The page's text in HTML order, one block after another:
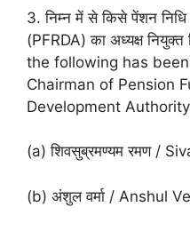
3. निम्न में से किसे पेंशन निधि
(PFRDA) का अध्यक्ष
the following has
Chairman of Pension
Development Authority
(a) शिवसुब्रमण्यम रमण /
(b) अंशुल वर्मा / Anshul